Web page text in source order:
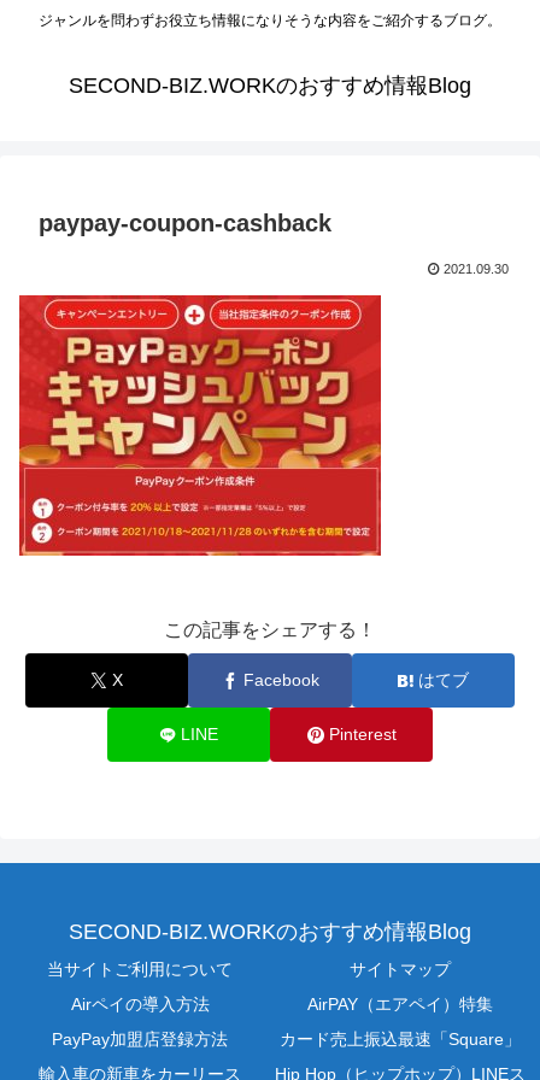
ジャンルを問わずお役立ち情報になりそうな内容をご紹介するブログ。
SECOND-BIZ.WORKのおすすめ情報Blog
paypay-coupon-cashback
2021.09.30
この記事をシェアする！
X Facebook はてブ
LINE Pinterest
SECOND-BIZ.WORKのおすすめ情報Blog
当サイトご利用について
サイトマップ
Airペイの導入方法
AirPAY（エアペイ）特集
PayPay加盟店登録方法
カード売上振込最速「Square」
輸入車の新車をカーリース
Hip Hop（ヒップホップ）LINEス